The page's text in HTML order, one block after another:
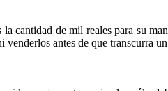
cantidad de mil reales para su
antes de que transcurra